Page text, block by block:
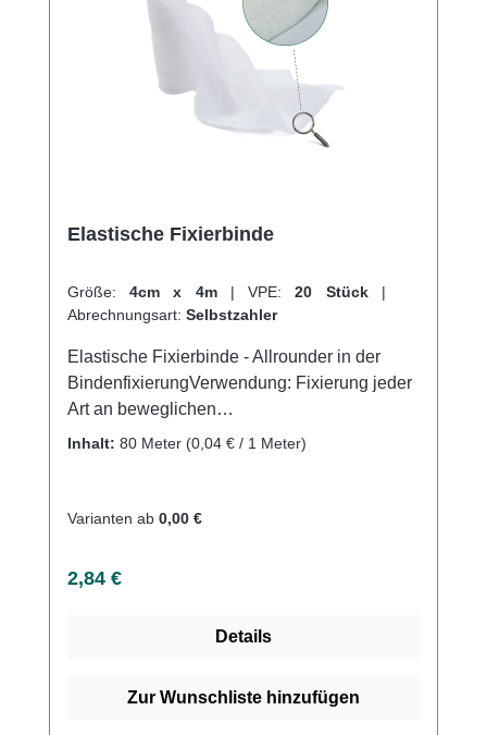
Elastische Fixierbinde
Größe: 4cm x 4m | VPE: 20 Stück |
Abrechnungsart: Selbstzahler
Elastische Fixierbinde - Allrounder in der
BindenfixierungVerwendung: Fixierung jeder
Art an beweglichen
KörperteilenGlenkverbände Ober-
von Wundauflagen und Verbänden
Sehr gute Bindehaftung Leichte und
mit Wasserdampf Kaufen Sie jetzt Elastische
Inhalt: 80 Meter (0,04 € / 1 Meter)
Varianten ab 0,00 €
Regulärer Preis:
2,84 €
Details
Zur Wunschliste hinzufügen